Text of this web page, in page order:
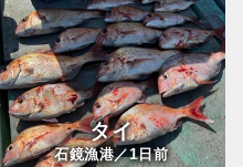
タイ
石鏡漁港／1日前